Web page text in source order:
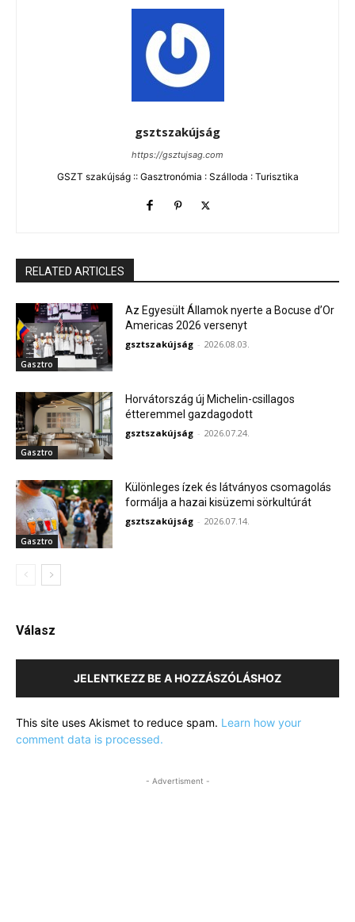
gsztszakújság
https://gsztujsag.com
GSZT szakújság :: Gasztronómia : Szálloda : Turisztika
RELATED ARTICLES
Gasztro
Az Egyesült Államok nyerte a Bocuse d’Or
Americas 2026 versenyt
gsztszakújság - 2026.08.03.
Gasztro
Horvátország új Michelin-csillagos
étteremmel gazdagodott
gsztszakújság - 2026.07.24.
Gasztro
Különleges ízek és látványos csomagolás
formálja a hazai kisüzemi sörkultúrát
gsztszakújság - 2026.07.14.
Válasz
JELENTKEZZ BE A HOZZÁSZÓLÁSHOZ
This site uses Akismet to reduce spam. Learn how your
comment data is processed.
- Advertisment -